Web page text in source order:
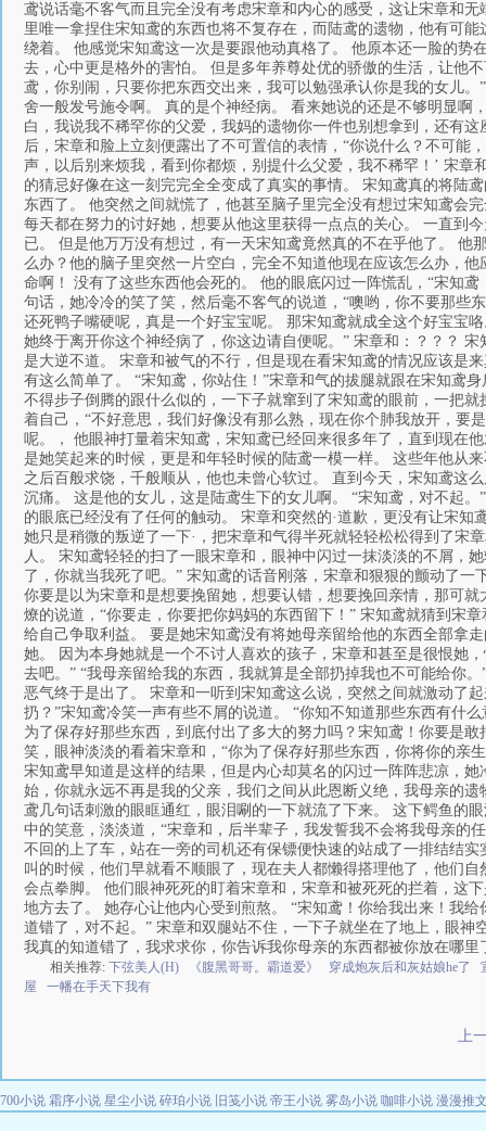
鸢说话毫不客气而且完全没有考虑宋章和内心的感受，这让宋章和
里唯一拿捏住宋知鸢的东西也将不复存在，而陆鸢的遗物，他有可
绕着。 他感觉宋知鸢这一次是要跟他动真格了。 他原本还一脸的
去，心中更是格外的害怕。 但是多年养尊处优的骄傲的生活，让他
鸢，你别闹，只要你把东西交出来，我可以勉强承认你是我的女儿
舍一般发号施令啊。 真的是个神经病。 看来她说的还是不够明显啊
白，我说我不稀罕你的父爱，我妈的遗物你一件也别想拿到，还有
后，宋章和脸上立刻便露出了不可置信的表情，“你说什么？不可能
声，以后别来烦我，看到你都烦，别提什么父爱，我不稀罕！’ 宋
的猜忌好像在这一刻完完全全变成了真实的事情。 宋知鸢真的将陆
东西了。 他突然之间就慌了，他甚至脑子里完全没有想过宋知鸢会
每天都在努力的讨好她，想要从他这里获得一点点的关心。 一直到
已。 但是他万万没有想过，有一天宋知鸢竟然真的不在乎他了。
么办？他的脑子里突然一片空白，完全不知道他现在应该怎么办，
命啊！ 没有了这些东西他会死的。 他的眼底闪过一阵慌乱，“宋知
句话，她冷冷的笑了笑，然后毫不客气的说道，“噢哟，你不要那些
还死鸭子嘴硬呢，真是一个好宝宝呢。 那宋知鸢就成全这个好宝宝
她终于离开你这个神经病了，你这边请自便呢。” 宋章和：？？？
是大逆不道。 宋章和被气的不行，但是现在看宋知鸢的情况应该是
有这么简单了。 “宋知鸢，你站住！”宋章和气的拔腿就跟在宋知鸢
不得步子倒腾的跟什么似的，一下子就窜到了宋知鸢的眼前，一把
着自己，“不好意思，我们好像没有那么熟，现在你个肺我放开，要
呢。， 他眼神打量着宋知鸢，宋知鸢已经回来很多年了，直到现在
是她笑起来的时候，更是和年轻时候的陆鸢一模一样。 这些年他从
之后百般求饶，千般顺从，他也未曾心软过。 直到今天，宋知鸢这
沉痛。 这是他的女儿，这是陆鸢生下的女儿啊。 “宋知鸢，对不起
的眼底已经没有了任何的触动。 宋章和突然的·道歉，更没有让宋
她只是稍微的叛逆了一下·，把宋章和气得半死就轻轻松松得到了宋
人。 宋知鸢轻轻的扫了一眼宋章和，眼神中闪过一抹淡淡的不屑，
了，你就当我死了吧。” 宋知鸢的话音刚落，宋章和狠狠的颤动了
你要是以为宋章和是想要挽留她，想要认错，想要挽回亲情，那可
燎的说道，“你要走，你要把你妈妈的东西留下！” 宋知鸢就猜到宋
给自己争取利益。 要是她宋知鸢没有将她母亲留给他的东西全部拿
她。 因为本身她就是一个不讨人喜欢的孩子，宋章和甚至是很恨她
去吧。” “我母亲留给我的东西，我就算是全部扔掉我也不可能给你
恶气终于是出了。 宋章和一听到宋知鸢这么说，突然之间就激动了
扔？”宋知鸢冷笑一声有些不屑的说道。 “你知不知道那些东西有什
为了保存好那些东西，到底付出了多大的努力吗？宋知鸢！你要是
笑，眼神淡淡的看着宋章和，“你为了保存好那些东西，你将你的
宋知鸢早知道是这样的结果，但是内心却莫名的闪过一阵阵悲凉，
始，你就永远不再是我的父亲，我们之间从此恩断义绝，我母亲的
鸢几句话刺激的眼眶通红，眼泪唰的一下就流了下来。 这下鳄鱼的
中的笑意，淡淡道，“宋章和，后半辈子，我发誓我不会将我母亲的
不回的上了车，站在一旁的司机还有保镖便快速的站成了一排结结
叫的时候，他们早就看不顺眼了，现在夫人都懒得搭理他了，他们
会点拳脚。 他们眼神死死的盯着宋章和，宋章和被死死的拦着，这
地方去了。 她存心让他内心受到煎熬。 “宋知鸢！你给我出来！我
道错了，对不起。” 宋章和双腿站不住，一下子就坐在了地上，眼
我真的知道错了，我求求你，你告诉我你母亲的东西都被你放在哪
相关推荐: 下弦美人(H) 《腹黑哥哥。霸道爱》 穿成炮灰后和灰姑娘he了
屋
一幡在手天下我有
上
700小说 霜序小说 星尘小说 碎珀小说 旧笺小说 帝王小说 雾岛小说 咖啡小说 漫漫推